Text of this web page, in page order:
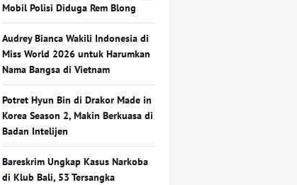
Mobil Polisi Diduga Rem Blong
Audrey Bianca Wakili Indonesia di
Miss World 2026 untuk Harumkan
Nama Bangsa di Vietnam
Potret Hyun Bin di Drakor Made in
Korea Season 2, Makin Berkuasa di
Badan Intelijen
Bareskrim Ungkap Kasus Narkoba
di Klub Bali, 53 Tersangka